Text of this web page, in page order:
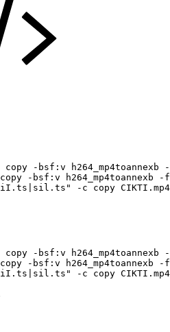
-bsf:v
-bsf:v h264_mp4toannexb
-c copy CIKTI.mp4
-bsf:v
-bsf:v h264_mp4toannexb
-c copy CIKTI.mp4